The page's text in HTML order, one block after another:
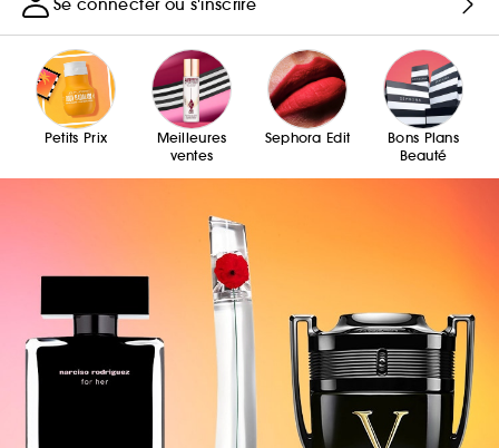
Petits Prix
Meilleures
ventes
Sephora Edit
Bons Plans
Beauté